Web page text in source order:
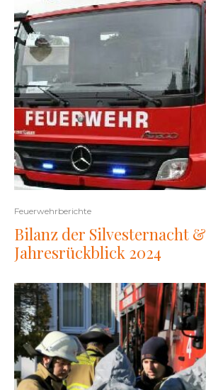
Feuerwehrberichte
Bilanz der Silvesternacht &
Jahresrückblick 2024